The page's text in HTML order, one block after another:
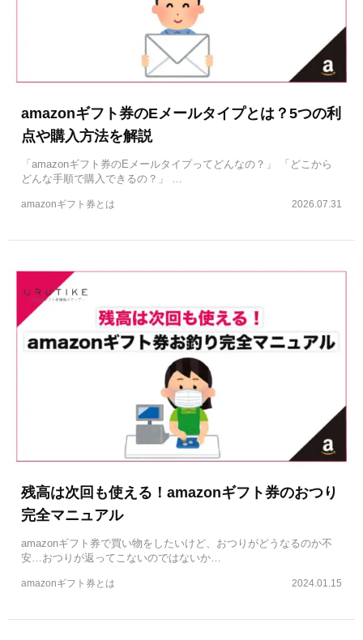
amazonギフト券のEメールタイプとは？5つの利
点や購入方法を解説
「amazonギフト券のEメールタイプってどんなの？」 「どこから
どんな手順で購入できるの？」 …
2026.07.31
amazonギフト券とは
残高は次回も使える！amazonギフト券のおつり
完全マニュアル
amazonギフト券で買い物をしたいけど、おつりがどうなるのか不
安…おつりが返ってこないのではないか…
2024.01.15
amazonギフト券とは